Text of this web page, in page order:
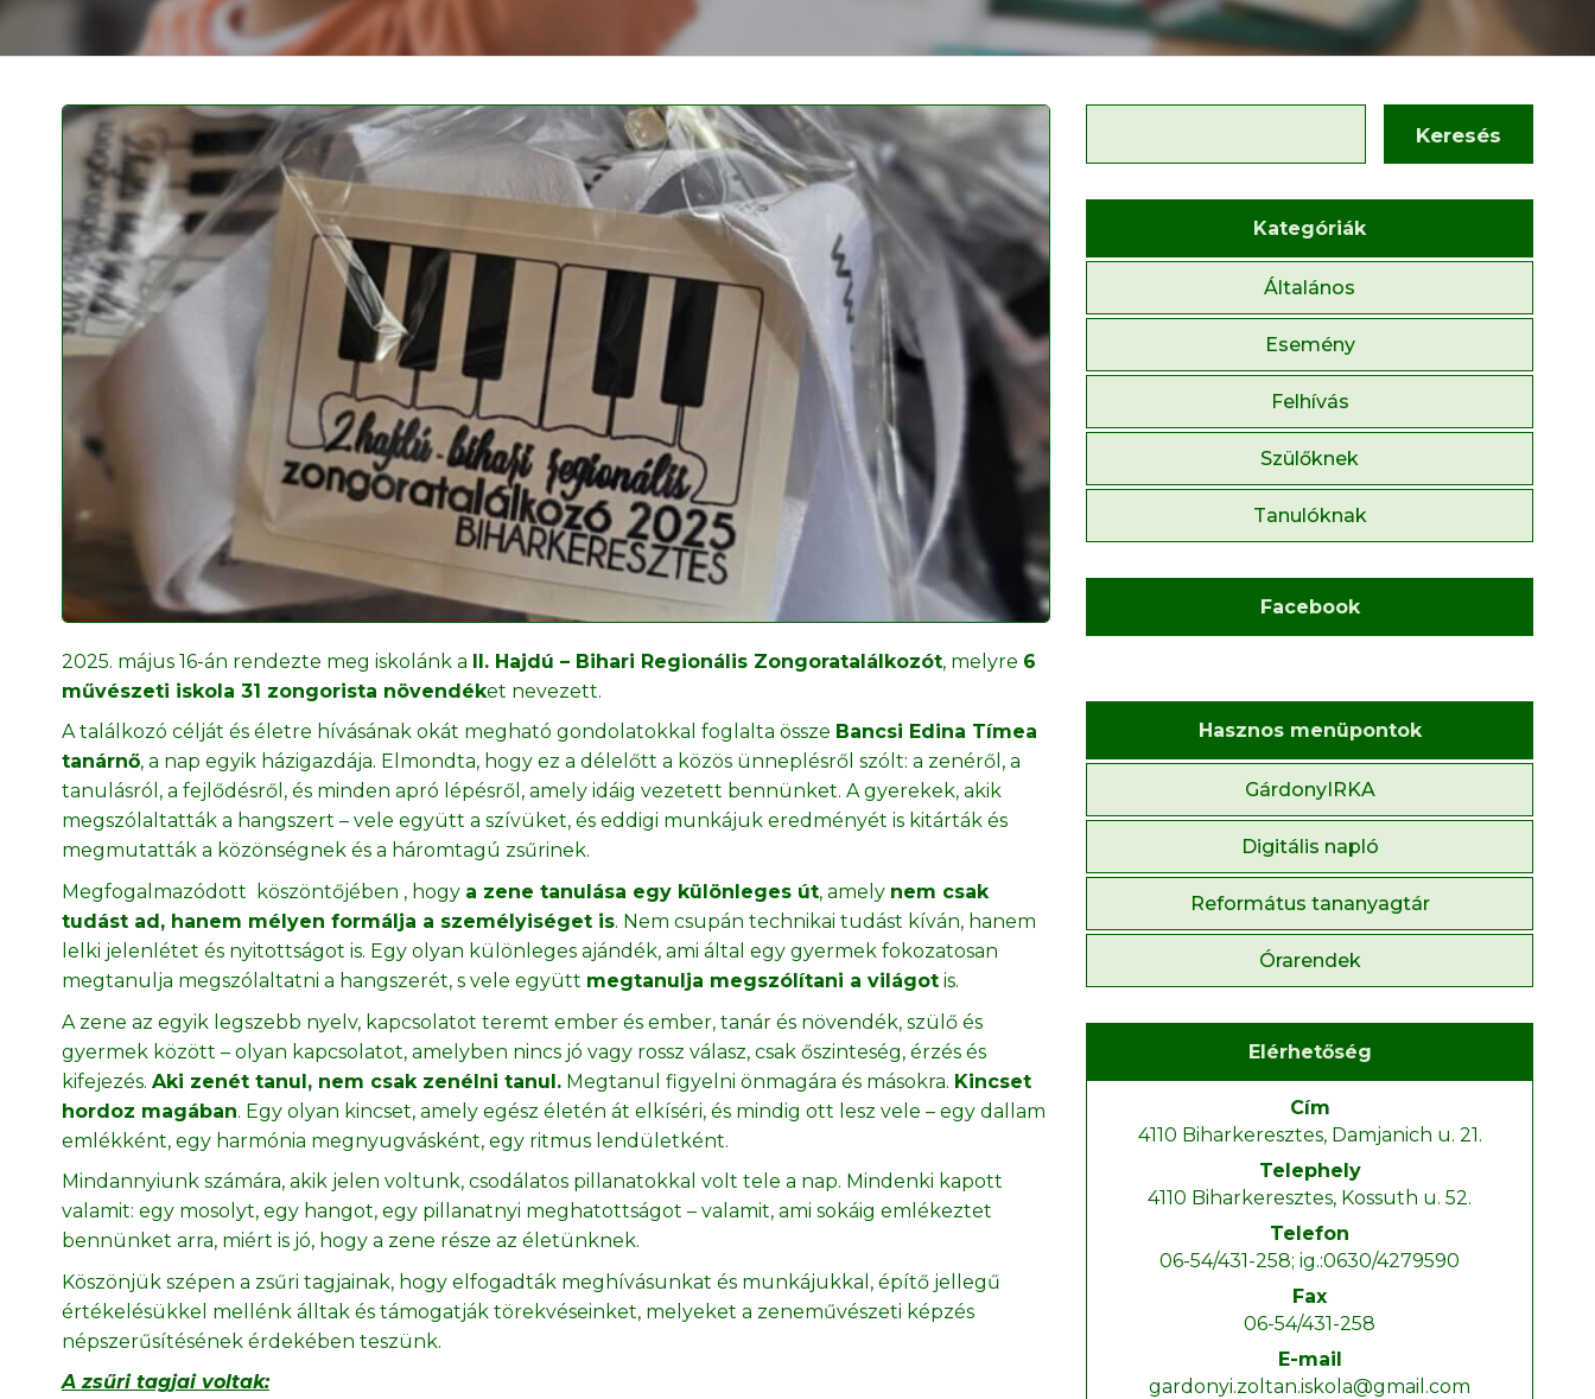
2025. május 16-án rendezte meg iskolánk a II. Hajdú – Bihari Regionális Zongoratalálkozót, melyre 6
művészeti iskola 31 zongorista növendéket nevezett.
A találkozó célját és életre hívásának okát megható gondolatokkal foglalta össze Bancsi Edina Tímea
tanárnő, a nap egyik házigazdája. Elmondta, hogy ez a délelőtt a közös ünneplésről szólt: a zenéről, a
tanulásról, a fejlődésről, és minden apró lépésről, amely idáig vezetett bennünket. A gyerekek, akik
megszólaltatták a hangszert – vele együtt a szívüket, és eddigi munkájuk eredményét is kitárták és
megmutatták a közönségnek és a háromtagú zsűrinek.
Megfogalmazódott köszöntőjében , hogy a zene tanulása egy különleges út, amely nem csak
tudást ad, hanem mélyen formálja a személyiséget is. Nem csupán technikai tudást kíván, hanem
lelki jelenlétet és nyitottságot is. Egy olyan különleges ajándék, ami által egy gyermek fokozatosan
megtanulja megszólaltatni a hangszerét, s vele együtt megtanulja megszólítani a világot is.
A zene az egyik legszebb nyelv, kapcsolatot teremt ember és ember, tanár és növendék, szülő és
gyermek között – olyan kapcsolatot, amelyben nincs jó vagy rossz válasz, csak őszinteség, érzés és
kifejezés. Aki zenét tanul, nem csak zenélni tanul. Megtanul figyelni önmagára és másokra. Kincset
hordoz magában. Egy olyan kincset, amely egész életén át elkíséri, és mindig ott lesz vele – egy dallam
emlékként, egy harmónia megnyugvásként, egy ritmus lendületként.
Mindannyiunk számára, akik jelen voltunk, csodálatos pillanatokkal volt tele a nap. Mindenki kapott
valamit: egy mosolyt, egy hangot, egy pillanatnyi meghatottságot – valamit, ami sokáig emlékeztet
bennünket arra, miért is jó, hogy a zene része az életünknek.
Köszönjük szépen a zsűri tagjainak, hogy elfogadták meghívásunkat és munkájukkal, építő jellegű
értékelésükkel mellénk álltak és támogatják törekvéseinket, melyeket a zeneművészeti képzés
népszerűsítésének érdekében teszünk.
A zsűri tagjai voltak:
Keresés
Kategóriák
Általános
Esemény
Felhívás
Szülőknek
Tanulóknak
Facebook
Hasznos menüpontok
GárdonyIRKA
Digitális napló
Református tananyagtár
Órarendek
Elérhetőség
Cím
4110 Biharkeresztes, Damjanich u. 21.
Telephely
4110 Biharkeresztes, Kossuth u. 52.
Telefon
06-54/431-258; ig.:0630/4279590
Fax
06-54/431-258
E-mail
gardonyi.zoltan.iskola@gmail.com